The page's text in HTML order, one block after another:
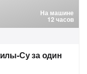
На машине
12 часов
Су за один